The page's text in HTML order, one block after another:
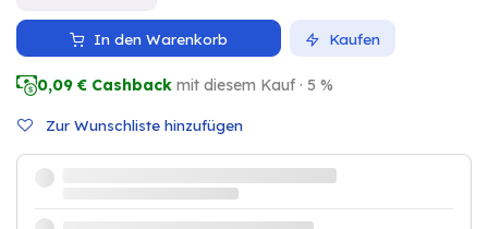
In den Warenkorb Kaufen
0,09 € Cashback mit diesem Kauf · 5 %
Zur Wunschliste hinzufügen